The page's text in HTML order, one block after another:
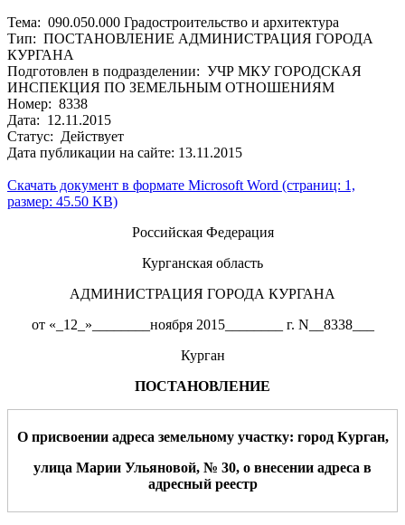
Тема: 090.050.000 Градостроительство и архитектура
Тип: ПОСТАНОВЛЕНИЕ АДМИНИСТРАЦИЯ ГОРОДА
КУРГАНА
Подготовлен в подразделении: УЧР МКУ ГОРОДСКАЯ
ИНСПЕКЦИЯ ПО ЗЕМЕЛЬНЫМ ОТНОШЕНИЯМ
Номер: 8338
Дата: 12.11.2015
Статус: Действует
Дата публикации на сайте: 13.11.2015
Скачать документ в формате Microsoft Word (страниц: 1,
размер: 45.50 KB)
Российская Федерация
Курганская область
АДМИНИСТРАЦИЯ ГОРОДА КУРГАНА
от «_12_»________ноября 2015________ г. N__8338___
Курган
ПОСТАНОВЛЕНИЕ
О присвоении адреса земельномуучастку: город Курган,
улица Марии Ульяновой, № 30, о внесении адреса в
адресный реестр